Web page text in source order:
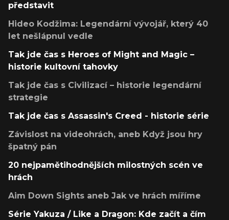
představit
Hideo Kodžima: Legendární vývojář, který 40
let nešlápnul vedle
Tak jde čas s Heroes of Might and Magic –
historie kultovní tahovky
Tak jde čas s Civilizací – historie legendární
strategie
Tak jde čas s Assassin's Creed - historie série
Závislost na videohrách, aneb Když jsou hry
špatný pán
20 nejpamětihodnějších milostných scén ve
hrách
Aim Down Sights aneb Jak ve hrách míříme
Série Yakuza / Like a Dragon: Kde začít a čím